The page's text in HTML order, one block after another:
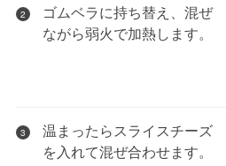
2
ゴムベラに持ち替え、混ぜ
ながら弱火で加熱します。
3
温まったらスライスチーズ
を入れて混ぜ合わせます。